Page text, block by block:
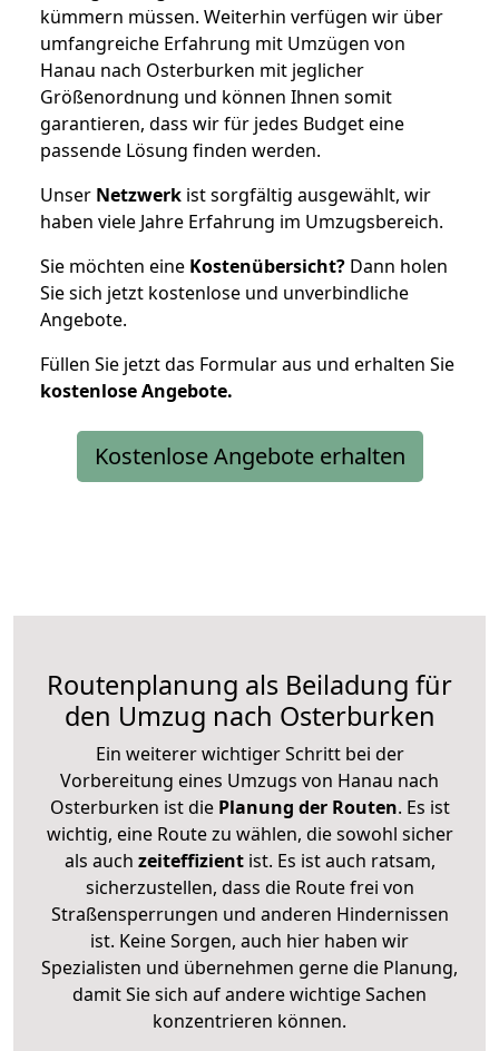
kümmern müssen. Weiterhin verfügen wir über
umfangreiche Erfahrung mit Umzügen von
Hanau nach Osterburken mit jeglicher
Größenordnung und können Ihnen somit
garantieren, dass wir für jedes Budget eine
passende Lösung finden werden.
Unser Netzwerk ist sorgfältig ausgewählt, wir
haben viele Jahre Erfahrung im Umzugsbereich.
Sie möchten eine Kostenübersicht? Dann holen
Sie sich jetzt kostenlose und unverbindliche
Angebote.
Füllen Sie jetzt das Formular aus und erhalten Sie
kostenloseAngebote.
Kostenlose Angebote erhalten
Routenplanung als Beiladung für
den Umzug nach Osterburken
Ein weiterer wichtiger Schritt bei der
Vorbereitung eines Umzugs von Hanau nach
Osterburken ist diePlanung der Routen. Es ist
wichtig, eine Route zu wählen, die sowohl sicher
als auch zeiteffizientist. Es ist auch ratsam,
sicherzustellen, dass die Route frei von
Straßensperrungen und anderen Hindernissen
ist. Keine Sorgen, auch hier haben wir
Spezialisten und übernehmen gerne die Planung,
damit Sie sich auf andere wichtige Sachen
konzentrieren können.